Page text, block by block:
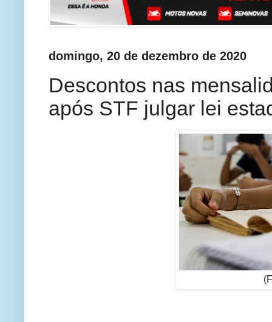
domingo, 20 de dezembro de 2020
Descontos nas
após STF julgar lei